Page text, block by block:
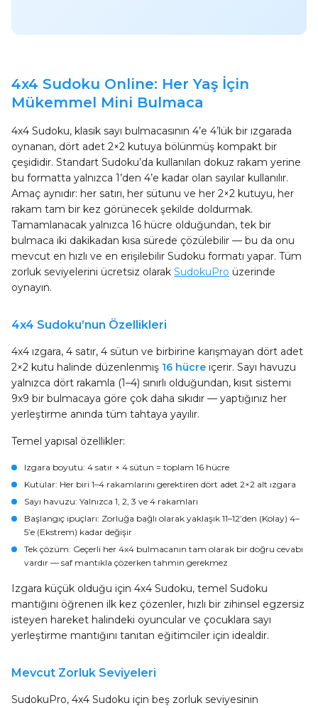
4x4 Sudoku Online: Her Yaş İçin
Mükemmel Mini Bulmaca
4x4 Sudoku, klasik sayı bulmacasının 4’e 4’lük bir ızgarada
oynanan, dört adet 2×2 kutuya bölünmüş kompakt bir
çeşididir. Standart Sudoku’da kullanılan dokuz rakam yerine
bu formatta yalnızca 1’den 4’e kadar olan sayılar kullanılır.
Amaç aynıdır: her satırı, her sütunu ve her 2×2 kutuyu, her
rakam tam bir kez görünecek şekilde doldurmak.
Tamamlanacak yalnızca 16 hücre olduğundan, tek bir
bulmaca iki dakikadan kısa sürede çözülebilir — bu da onu
mevcut en hızlı ve en erişilebilir Sudoku formatı yapar. Tüm
zorluk seviyelerini ücretsiz olarak SudokuPro üzerinde
oynayın.
4x4 Sudoku’nun Özellikleri
4x4 ızgara, 4 satır, 4 sütun ve birbirine karışmayan dört adet
2×2 kutu halinde düzenlenmiş 16 hücre içerir. Sayı havuzu
yalnızca dört rakamla (1–4) sınırlı olduğundan, kısıt sistemi
9x9 bir bulmacaya göre çok daha sıkıdır — yaptığınız her
yerleştirme anında tüm tahtaya yayılır.
Temel yapısal özellikler:
Izgara boyutu: 4 satır × 4 sütun = toplam 16 hücre
Kutular: Her biri 1–4 rakamlarını gerektiren dört adet 2×2 alt ızgara
Sayı havuzu: Yalnızca 1, 2, 3 ve 4 rakamları
Başlangıç ipuçları: Zorluğa bağlı olarak yaklaşık 11–12’den (Kolay) 4–
5’e (Ekstrem) kadar değişir
Tek çözüm: Geçerli her 4x4 bulmacanın tam olarak bir doğru cevabı
vardır — saf mantıkla çözerken tahmin gerekmez
Izgara küçük olduğu için 4x4 Sudoku, temel Sudoku
mantığını öğrenen ilk kez çözenler, hızlı bir zihinsel egzersiz
isteyen hareket halindeki oyuncular ve çocuklara sayı
yerleştirme mantığını tanıtan eğitimciler için idealdir.
Mevcut Zorluk Seviyeleri
SudokuPro, 4x4 Sudoku için beş zorluk seviyesinin